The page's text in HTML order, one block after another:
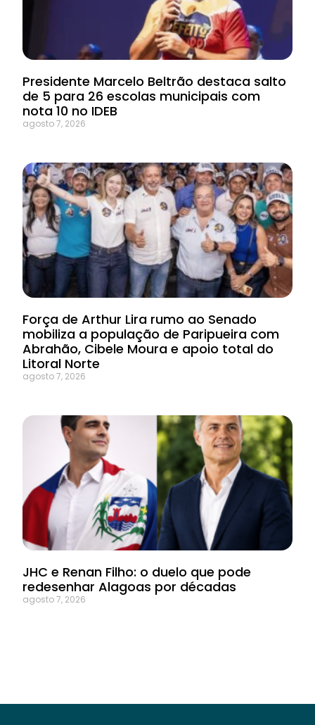
Presidente Marcelo Beltrão destaca salto
de 5 para 26 escolas municipais com
nota 10 no IDEB
agosto 7, 2026
Força de Arthur Lira rumo ao Senado
mobiliza a população de Paripueira com
Abrahão, Cibele Moura e apoio total do
Litoral Norte
agosto 7, 2026
JHC e Renan Filho: o duelo que pode
redesenhar Alagoas por décadas
agosto 7, 2026